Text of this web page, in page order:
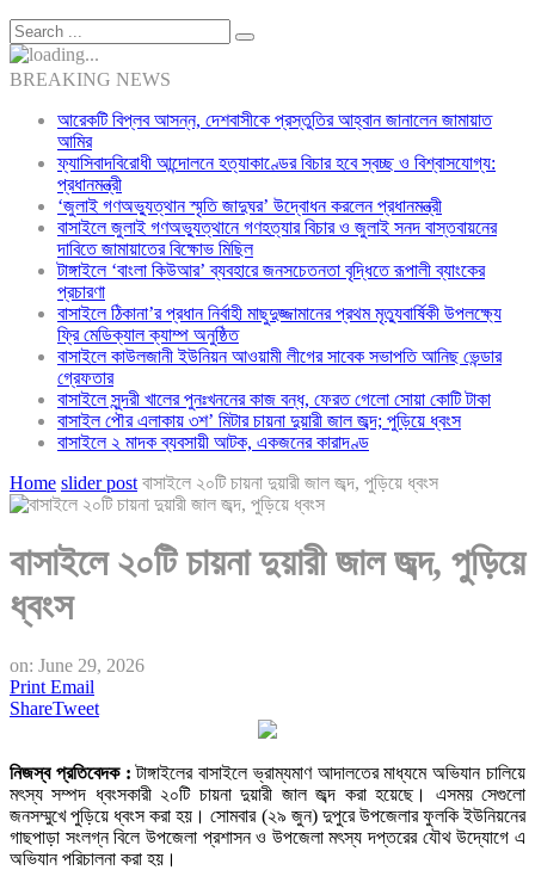
BREAKING NEWS
আরেকটি বিপ্লব আসন্ন, দেশবাসীকে প্রস্তুতির আহ্বান জানালেন জামায়াত
আমির
ফ্যাসিবাদবিরোধী আন্দোলনে হত্যাকাণ্ডের বিচার হবে স্বচ্ছ ও বিশ্বাসযোগ্য:
প্রধানমন্ত্রী
‘জুলাই গণঅভ্যুত্থান স্মৃতি জাদুঘর’ উদ্বোধন করলেন প্রধানমন্ত্রী
বাসাইলে জুলাই গণঅভ্যুত্থানে গণহত্যার বিচার ও জুলাই সনদ বাস্তবায়নের
দাবিতে জামায়াতের বিক্ষোভ মিছিল
টাঙ্গাইলে ‘বাংলা কিউআর’ ব্যবহারে জনসচেতনতা বৃদ্ধিতে রূপালী ব্যাংকের
প্রচারণা
বাসাইলে ঠিকানা’র প্রধান নির্বাহী মাছুদুজ্জামানের প্রথম মৃত্যুবার্ষিকী উপলক্ষ্যে
ফ্রি মেডিক্যাল ক্যাম্প অনুষ্ঠিত
বাসাইলে কাউলজানী ইউনিয়ন আওয়ামী লীগের সাবেক সভাপতি আনিছ ভেন্ডার
গ্রেফতার
বাসাইলে সুন্দরী খালের পুনঃখননের কাজ বন্ধ, ফেরত গেলো সোয়া কোটি টাকা
বাসাইল পৌর এলাকায় ৩শ’ মিটার চায়না দুয়ারী জাল জব্দ; পুড়িয়ে ধ্বংস
বাসাইলে ২ মাদক ব্যবসায়ী আটক, একজনের কারাদণ্ড
Home slider post বাসাইলে ২০টি চায়না দুয়ারী জাল জব্দ, পুড়িয়ে ধ্বংস
বাসাইলে ২০টি চায়না দুয়ারী জাল জব্দ, পুড়িয়ে
ধ্বংস
on: June 29, 2026
Print Email
ShareTweet
নিজস্ব প্রতিবেদক : টাঙ্গাইলের বাসাইলে ভ্রাম্যমাণ আদালতের মাধ্যমে অভিযান চালিয়ে
মৎস্য সম্পদ ধ্বংসকারী ২০টি চায়না দুয়ারী জাল জব্দ করা হয়েছে। এসময় সেগুলো
জনসম্মুখে পুড়িয়ে ধ্বংস করা হয়। সোমবার (২৯ জুন) দুপুরে উপজেলার ফুলকি ইউনিয়নের
গাছপাড়া সংলগ্ন বিলে উপজেলা প্রশাসন ও উপজেলা মৎস্য দপ্তরের যৌথ উদ্যোগে এ
অভিযান পরিচালনা করা হয়।